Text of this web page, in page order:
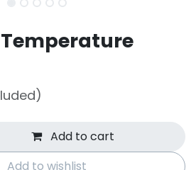
Temperature
Add to cart
Add to wishlist